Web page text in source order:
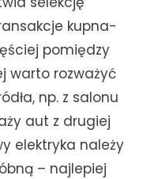
kupna-
pomiędzy
warto rozważyć
np. z salonu
aut z drugiej
elektryka należy
– najlepiej